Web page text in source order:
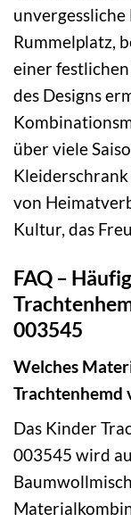
unvergessliche
Rummelplatz,
einer
des Designs
über viele
von
Kultur, das
FAQ –
003545
Welches
Trachtenhemd
Das Kinder
003545 wird